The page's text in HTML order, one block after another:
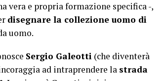
vera e propria formazione specifica -,
disegnare la collezione uomo di
uomo.
Sergio Galeotti (che diventerà
ad intraprendere la strada